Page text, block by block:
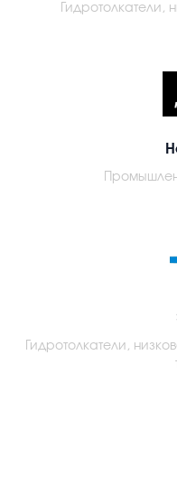
Гидротолкатели,
Гидротолкатели,